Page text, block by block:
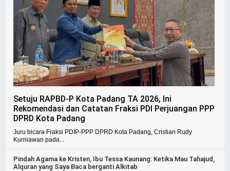
Setuju RAPBD-P Kota Padang TA 2026, Ini
Rekomendasi dan Catatan Fraksi PDI Perjuangan PPP
DPRD Kota Padang
Juru bicara Fraksi PDIP-PPP DPRD Kota Padang, Cristian Rudy
Kurniawan pada...
Pindah Agama ke Kristen, Ibu Tessa Kaunang: Ketika Mau Tahajud,
Alquran yang Saya Baca berganti Alkitab